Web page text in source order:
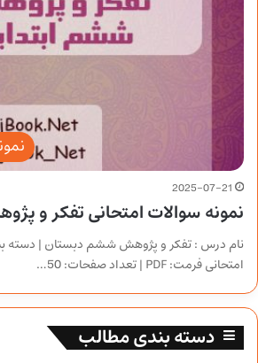
2025-07-21
نمونه سوالات امتحانی تفکر و
نام درس : تفکر و پژوهش ششم دبستان | دسته
امتحانی فرمت: PDF | تعداد صفحات: 50…
دسته بندی مطالب